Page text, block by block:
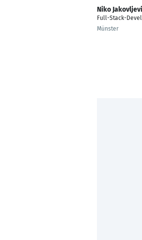
Niko
Full-Stack-
Münster